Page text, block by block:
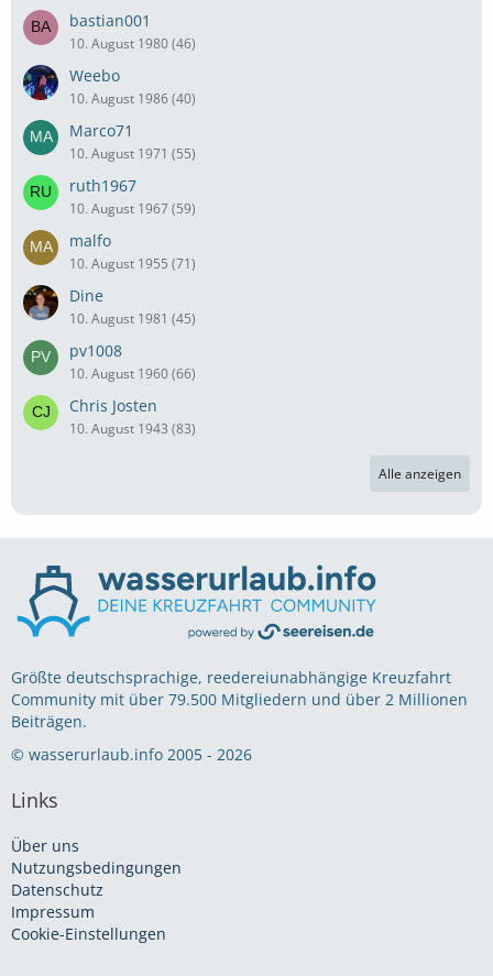
bastian001
10. August 1980 (46)
Weebo
10. August 1986 (40)
Marco71
10. August 1971 (55)
ruth1967
10. August 1967 (59)
malfo
10. August 1955 (71)
Dine
10. August 1981 (45)
pv1008
10. August 1960 (66)
Chris Josten
10. August 1943 (83)
Alle anzeigen
Größte deutschsprachige, reedereiunabhängige Kreuzfahrt
Community mit über 79.500 Mitgliedern und über 2 Millionen
Beiträgen.
© wasserurlaub.info 2005 - 2026
Links
Über uns
Nutzungsbedingungen
Datenschutz
Impressum
Cookie-Einstellungen